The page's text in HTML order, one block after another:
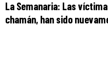
La Semanaria: Las
chamán, han sido